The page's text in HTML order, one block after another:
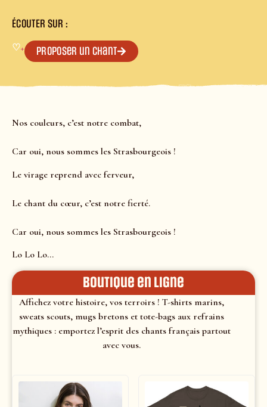
ÉCOUTER SUR :
♡+ Proposer un chant
Nos couleurs, c’est notre combat,
Car oui, nous sommes les Strasbourgeois !
Le virage reprend avec ferveur,
Le chant du cœur, c’est notre fierté.
Car oui, nous sommes les Strasbourgeois !
Lo Lo Lo…
Boutique en ligne
Affichez votre histoire, vos terroirs ! T-shirts marins,
sweats scouts, mugs bretons et tote-bags aux refrains
mythiques : emportez l’esprit des chants français partout
avec vous.